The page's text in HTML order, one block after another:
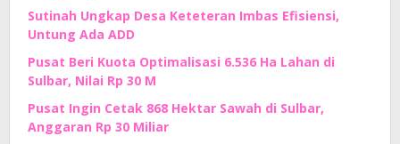
Sutinah Ungkap Desa Keteteran Imbas Efisiensi,
Untung Ada ADD
Pusat Beri Kuota Optimalisasi 6.536 Ha Lahan di
Sulbar, Nilai Rp 30 M
Pusat Ingin Cetak 868 Hektar Sawah di Sulbar,
Anggaran Rp 30 Miliar